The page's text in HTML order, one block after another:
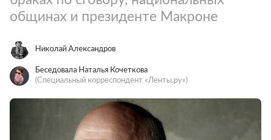
общинах и президенте Макроне
Николай Александров
Беседовала Наталья Кочеткова
(Специальный корреспондент «Ленты.ру»)